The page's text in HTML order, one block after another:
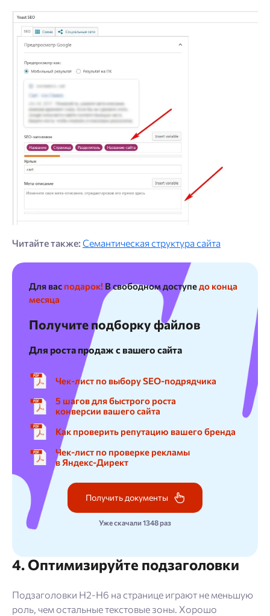
Читайте также: Семантическая структура сайта
Для вас подарок! В свободном доступедо конца
месяца
Получите подборку файлов
Для роста продаж с вашего сайта
Чек-лист по выбору SEO-подрядчика
5 шагов для быстрого роста
конверсии вашего сайта
Как проверить репутацию вашего бренда
Чек-лист по проверке рекламы
в Яндекс-Директ
Получить документы
Уже скачали 1348 раз
4. Оптимизируйте подзаголовки
Подзаголовки H2-H6 на странице играют не меньшую
роль, чем остальные текстовые зоны. Хорошо